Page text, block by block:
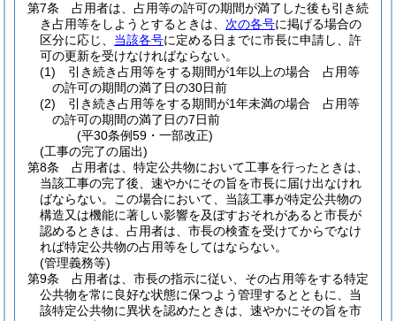
第7条
占用者は、占用等の許可の期間が満了した後も引き続
き占用等をしようとするときは、 次の各号に掲げる場合の
区分に応じ、 当該各号に定める日までに市長に申請し、許
可の更新を受けなければならない。
(1)
引き続き占用等をする期間が1年以上の場合 占用等
の許可の期間の満了日の30日前
(2)
引き続き占用等をする期間が1年未満の場合 占用等
の許可の期間の満了日の7日前
(平30条例59・一部改正)
(工事の完了の届出)
第8条
占用者は、特定公共物において工事を行ったときは、
当該工事の完了後、速やかにその旨を市長に届け出なけれ
ばならない。
この場合において、当該工事が特定公共物の
構造又は機能に著しい影響を及ぼすおそれがあると市長が
認めるときは、占用者は、市長の検査を受けてからでなけ
れば特定公共物の占用等をしてはならない。
(管理義務等)
第9条
占用者は、市長の指示に従い、その占用等をする特定
公共物を常に良好な状態に保つよう管理するとともに、当
該特定公共物に異状を認めたときは、速やかにその旨を市